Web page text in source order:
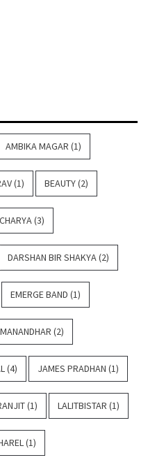
AMBIKA MAGAR (1)
(1) BEAUTY(2)
(3)
DARSHAN BIR SHAKYA(2)
EMERGE BAND (1)
(2)
(4) JAMES PRADHAN (1)
(1) LALITBISTAR (1)
(1)